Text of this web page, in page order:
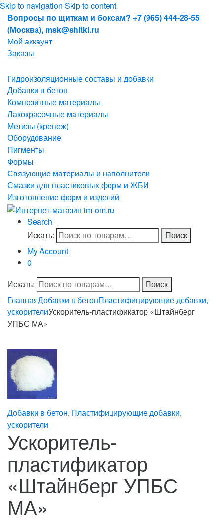
Skip to navigation Skip to content
Вопросы по щиткам и боксам? +7 (965) 444-28-55
(Москва), msk@shitki.ru
Мой аккаунт
Заказы
Гидроизоляционные составы и добавки
Добавки в бетон
Композитные материалы
Лакокрасочные материалы
Метизы (крепеж)
Оборудование
Пигменты
Формы
Связующие материалы и наполнители
Смазки для пластиковых форм и ЖБИ
Изготовление форм и изделий
Search
Искать:
Поиск
My Account
0
Искать:
Поиск
ГлавнаяДобавки в бетонПластифицирующие добавки,
ускорителиУскоритель-пластификатор «Штайнберг
УПБС МА»
Добавки в бетон, Пластифицирующие добавки,
ускорители
Ускоритель-
пластификатор
«Штайнберг УПБС
МА»